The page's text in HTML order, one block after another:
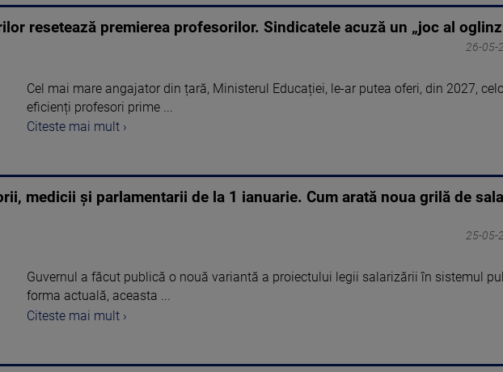
resetează premierea profesorilor. Sindicatele acuză un „joc al
26-05-
Cel mai mare angajator din țară, Ministerul Educației, le-ar putea oferi, din 2027,
eficienți profesori prime ...
Citeste mai mult ›
medicii și parlamentarii de la 1 ianuarie. Cum arată noua grilă de
25-05-
Guvernul a făcut publică o nouă variantă a proiectului legii salarizării în sistemul
forma actuală, aceasta ...
Citeste mai mult ›